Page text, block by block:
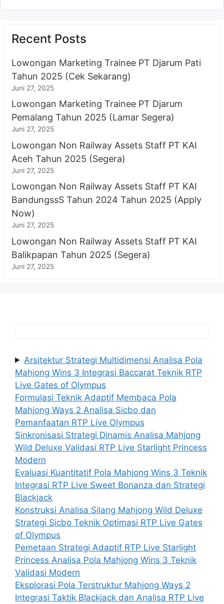
Recent Posts
Lowongan Marketing Trainee PT Djarum Pati
Tahun 2025 (Cek Sekarang)
Juni 27, 2025
Lowongan Marketing Trainee PT Djarum
Pemalang Tahun 2025 (Lamar Segera)
Juni 27, 2025
Lowongan Non Railway Assets Staff PT KAI
Aceh Tahun 2025 (Segera)
Juni 27, 2025
Lowongan Non Railway Assets Staff PT KAI
BandungssS Tahun 2024 Tahun 2025 (Apply
Now)
Juni 27, 2025
Lowongan Non Railway Assets Staff PT KAI
Balikpapan Tahun 2025 (Segera)
Juni 27, 2025
Arsitektur Strategi Multidimensi Analisa Pola
Mahjong Wins 3 Integrasi Baccarat Teknik RTP
Live Gates of Olympus
Formulasi Teknik Adaptif Membaca Pola
Mahjong Ways 2 Analisa Sicbo dan
Pemanfaatan RTP Live Olympus
Sinkronisasi Strategi Dinamis Analisa Mahjong
Wild Deluxe Validasi RTP Live Starlight Princess
Modern
Evaluasi Kuantitatif Pola Mahjong Wins 3 Teknik
Integrasi RTP Live Sweet Bonanza dan Strategi
Blackjack
Konstruksi Analisa Silang Mahjong Wild Deluxe
Strategi Sicbo Teknik Optimasi RTP Live Gates
of Olympus
Pemetaan Strategi Adaptif RTP Live Starlight
Princess Analisa Pola Mahjong Wins 3 Teknik
Validasi Modern
Eksplorasi Pola Terstruktur Mahjong Ways 2
Integrasi Taktik Blackjack dan Analisa RTP Live